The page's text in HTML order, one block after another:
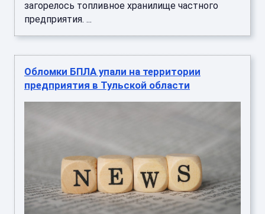
загорелось топливное хранилище частного
предприятия. ...
Обломки БПЛА упали на территории
предприятия в Тульской области